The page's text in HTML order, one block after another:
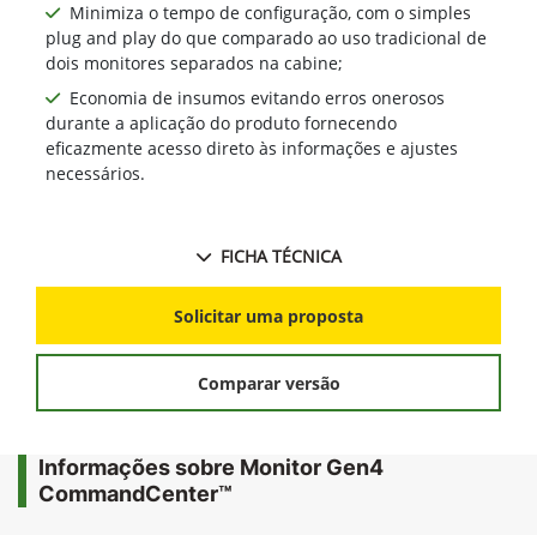
Minimiza o tempo de configuração, com o simples
plug and play do que comparado ao uso tradicional de
dois monitores separados na cabine;
Economia de insumos evitando erros onerosos
durante a aplicação do produto fornecendo
eficazmente acesso direto às informações e ajustes
necessários.
FICHA TÉCNICA
Solicitar uma proposta
Comparar versão
Informações sobre Monitor Gen4
CommandCenter™